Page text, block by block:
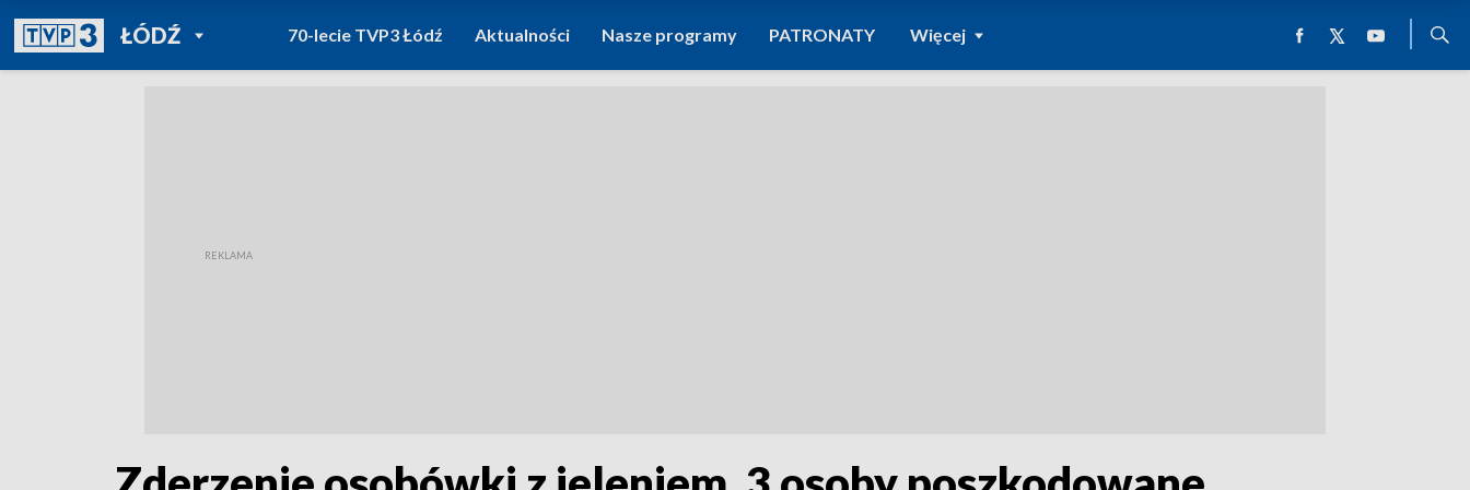
ŁÓDŹPOWRÓT DO
TVP REGIONY
70-lecie TVP3 Łódź Aktualności Nasze programy PATRONATY Więcej